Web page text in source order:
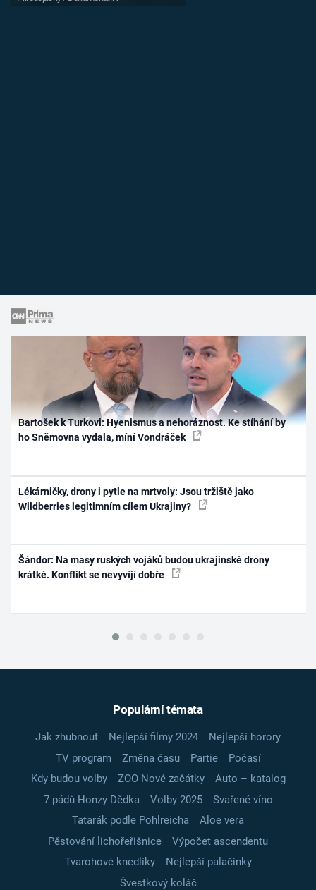
Bartošek k Turkovi: Hyenismus a nehoráznost. Ke stíhání by
ho Sněmovna vydala, míní Vondráček
Lékárničky, drony i pytle na mrtvoly: Jsou tržiště jako
Wildberries legitimním cílem Ukrajiny?
Šándor: Na masy ruských vojáků budou ukrajinské drony
krátké. Konflikt se nevyvíjí dobře
Populární témata
Jak zhubnout Nejlepší filmy 2024
Nejlepší horory
TV program
Změna času Partie
Počasí
Kdy budou volby
ZOO Nové začátky
Auto – katalog
7 pádů Honzy Dědka
Volby 2025
Svařené víno
Tatarák podle Pohlreicha
Aloe vera
Pěstování lichořeřišnice
Výpočet ascendentu
Tvarohové knedlíky
Nejlepší palačinky
Švestkový koláč